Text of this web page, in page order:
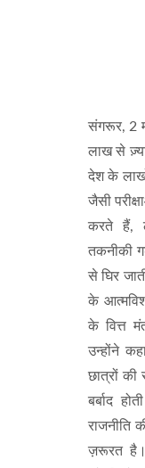
संगरूर, 2
लाख से
देश के
जैसी
करते हैं,
तकनीकी
से घिर
के
के वित्त
उन्होंने
छात्रों की
बर्बाद
राजनीति
ज़रूरत है।